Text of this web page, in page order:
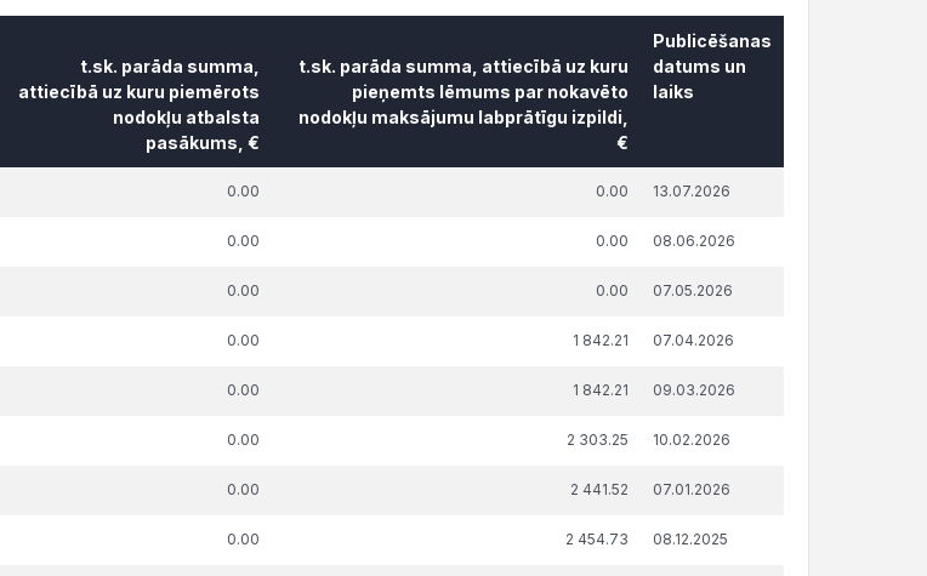
t.sk. parāda summa,
attiecībā uz kuru piemērots
nodokļu atbalsta
pasākums, €
t.sk. parāda summa, attiecībā uz kuru
pieņemts lēmums par nokavēto
nodokļu maksājumu labprātīgu izpildi,
€
Publicēšanas
datums un
laiks
nodokļu atbalsta
nodokļu maksājumu labprātīgu izpildi,
laiks
0.00 0.00 13.07.2026
0.00 0.00 08.06.2026
0.00 0.00 07.05.2026
0.00 1 842.21 07.04.2026
0.00 1 842.21 09.03.2026
0.00 2 303.25 10.02.2026
0.00 2 441.52 07.01.2026
0.00 2 454.73 08.12.2025